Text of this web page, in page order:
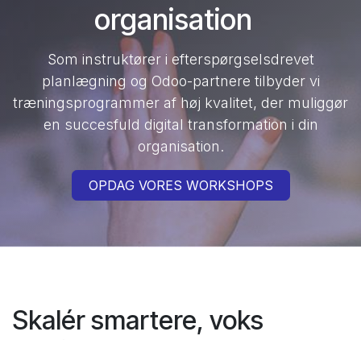
organisation
Som instruktører i efterspørgselsdrevet
planlægning og Odoo-partnere tilbyder vi
træningsprogrammer af høj kvalitet, der muliggør
en succesfuld digital transformation i din
organisation.
OPDAG VORES WORKSHOPS
Skalér smartere, voks